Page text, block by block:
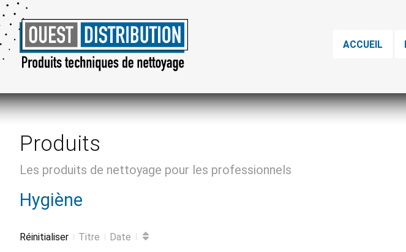
ACCUEIL
Produits
Les produits de nettoyage pour les professionnels
Hygiène
Réinitialiser Titre Date